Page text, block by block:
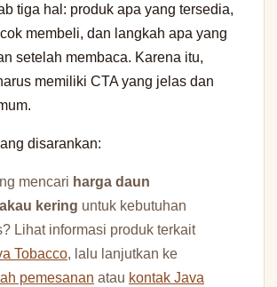
tiga hal: produk apa yang tersedia,
membeli, dan langkah apa yang
setelah membaca. Karena itu,
memiliki CTA yang jelas dan
disarankan:
mencari harga daun
kering untuk kebutuhan
Lihat informasi produk terkait
Tobacco, lalu lanjutkan ke
pemesanan atau kontak Java